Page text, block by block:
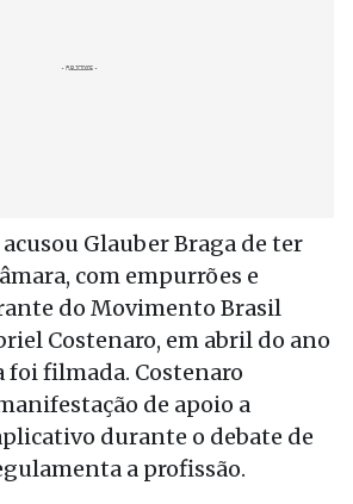
Glauber Braga de ter
com empurrões e
do Movimento Brasil
Costenaro, em abril do ano
foi filmada. Costenaro
de apoio a
durante o debate de
a profissão.